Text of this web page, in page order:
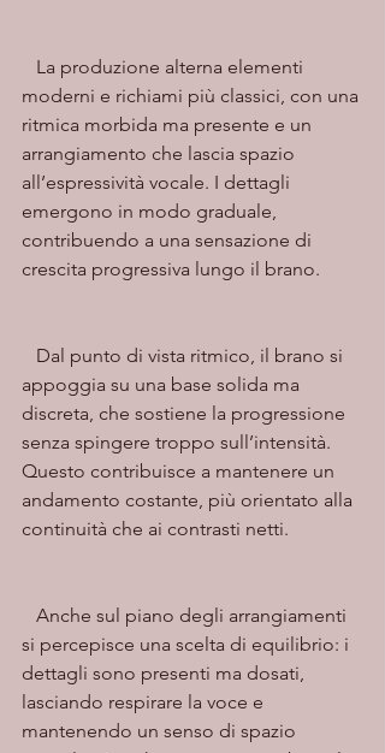
moderni e richiami più classici, con una
ritmica morbida ma presente e un
arrangiamento che lascia spazio
all’espressività vocale. I dettagli
emergono in modo graduale,
contribuendo a una sensazione di
crescita progressiva lungo il brano.
appoggia su una base solida ma
discreta, che sostiene la progressione
senza spingere troppo sull’intensità.
Questo contribuisce a mantenere un
andamento costante, più orientato alla
continuità che ai contrasti netti.
si percepisce una scelta di equilibrio: i
dettagli sono presenti ma dosati,
lasciando respirare la voce e
mantenendo un senso di spazio